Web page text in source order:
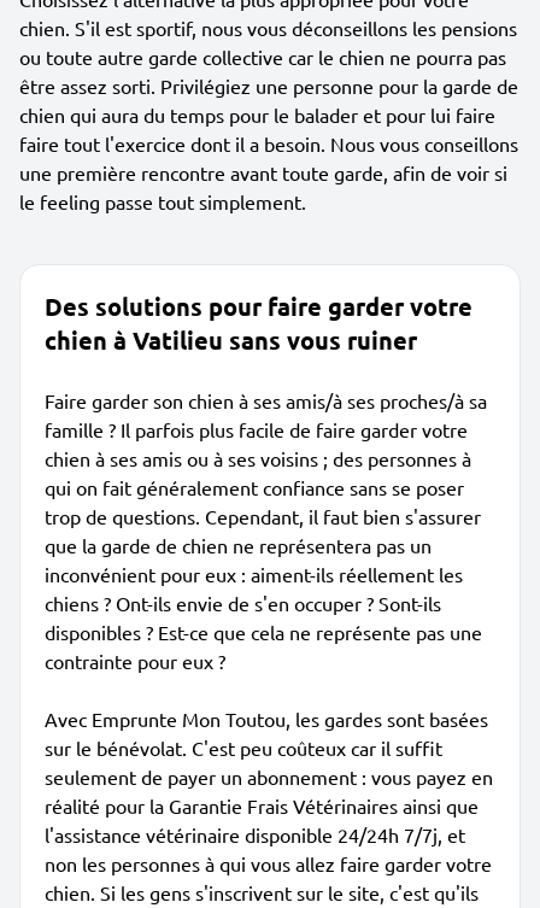
chien. S'il est sportif, nous vous déconseillons les pensions
ou toute autre garde collective car le chien ne pourra pas
être assez sorti. Privilégiez une personne pour la garde de
chien qui aura du temps pour le balader et pour lui faire
faire tout l'exercice dont il a besoin. Nous vous conseillons
une première rencontre avant toute garde, afin de voir si
le feeling passe tout simplement.
Des solutions pour faire garder votre
chien à Vatilieu sans vous ruiner
Faire garder son chien à ses amis/à ses proches/à sa
famille ? Il parfois plus facile de faire garder votre
chien à ses amis ou à ses voisins ; des personnes à
qui on fait généralement confiance sans se poser
trop de questions. Cependant, il faut bien s'assurer
que la garde de chien ne représentera pas un
inconvénient pour eux : aiment-ils réellement les
chiens ? Ont-ils envie de s'en occuper ? Sont-ils
disponibles ? Est-ce que cela ne représente pas une
contrainte pour eux ?
Avec Emprunte Mon Toutou, les gardes sont basées
sur le bénévolat. C'est peu coûteux car il suffit
seulement de payer un abonnement : vous payez en
réalité pour la Garantie Frais Vétérinaires ainsi que
l'assistance vétérinaire disponible 24/24h 7/7j, et
non les personnes à qui vous allez faire garder votre
chien. Si les gens s'inscrivent sur le site, c'est qu'ils